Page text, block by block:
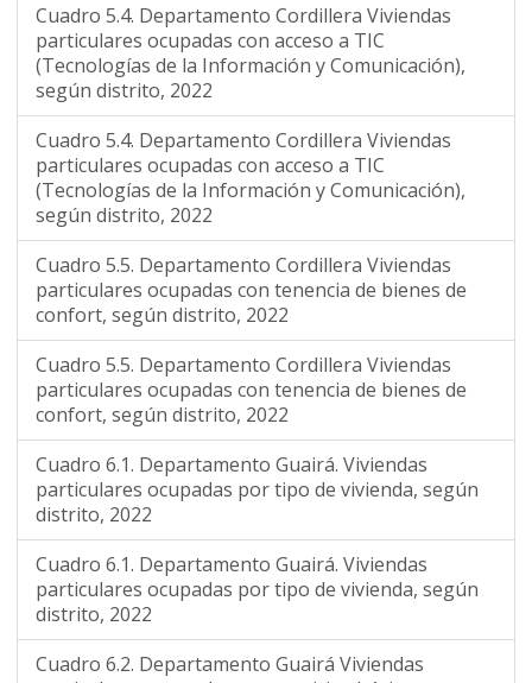
Cuadro 5.4. Departamento Cordillera Viviendas
particulares ocupadas con acceso a TIC
(Tecnologías de la Información y Comunicación),
según distrito, 2022
Cuadro 5.4. Departamento Cordillera Viviendas
particulares ocupadas con acceso a TIC
(Tecnologías de la Información y Comunicación),
según distrito, 2022
Cuadro 5.5. Departamento Cordillera Viviendas
particulares ocupadas con tenencia de bienes de
confort, según distrito, 2022
Cuadro 5.5. Departamento Cordillera Viviendas
particulares ocupadas con tenencia de bienes de
confort, según distrito, 2022
Cuadro 6.1. Departamento Guairá. Viviendas
particulares ocupadas por tipo de vivienda, según
distrito, 2022
Cuadro 6.1. Departamento Guairá. Viviendas
particulares ocupadas por tipo de vivienda, según
distrito, 2022
Cuadro 6.2. Departamento Guairá Viviendas